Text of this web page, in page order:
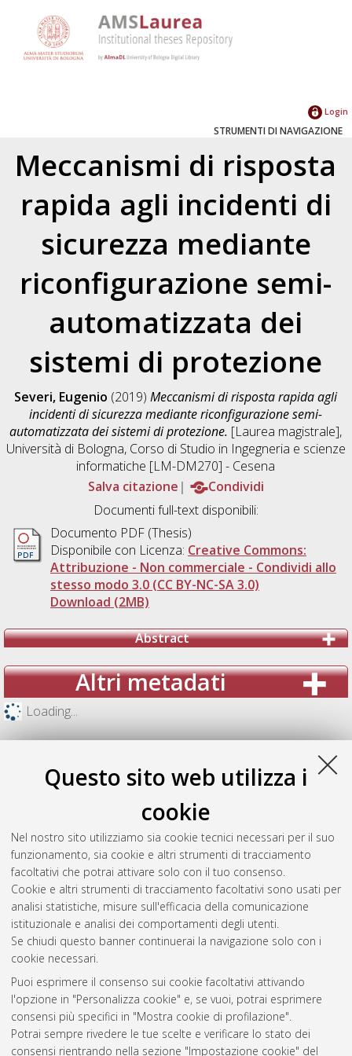
Questo sito web utilizza i
cookie
Nel nostro sito utilizziamo sia cookie tecnici necessari per il suo
funzionamento, sia cookie e altri strumenti di tracciamento
facoltativi che potrai attivare solo con il tuo consenso.
Cookie e altri strumenti di tracciamento facoltativi sono usati per
analisi statistiche, misure sull'efficacia della comunicazione
istituzionale e analisi dei comportamenti degli utenti.
Se chiudi questo banner continuerai la navigazione solo con i
cookie necessari.
Puoi esprimere il consenso sui cookie facoltativi attivando
l'opzione in "Personalizza cookie" e, se vuoi, potrai esprimere
consensi più specifici in "Mostra cookie di profilazione".
Potrai sempre rivedere le tue scelte e verificare lo stato dei
consensi rientrando nella sezione "Impostazione cookie" del
Login
STRUMENTI DI NAVIGAZIONE
Meccanismi di risposta
rapida agli incidenti di
sicurezza mediante
riconfigurazione semi-
automatizzata dei
sistemi di protezione
Severi, Eugenio (2019)Meccanismi di risposta rapida agli
incidenti di sicurezza mediante riconfigurazione semi-
automatizzata dei sistemi di protezione. [Laurea magistrale],
Università di Bologna, Corso di Studio in Ingegneria e scienze
informatiche [LM-DM270] - Cesena
Salva citazione
Condividi
Documenti full-text disponibili:
Documento PDF (Thesis)
Disponibile con Licenza: Creative Commons:
Attribuzione - Non commerciale - Condividi allo
stesso modo 3.0 (CC BY-NC-SA 3.0)
Download (2MB)
Abstract
Altri metadati
Loading...
Gestione del documento:
Atom
Rss 1.0
Rss 2.0